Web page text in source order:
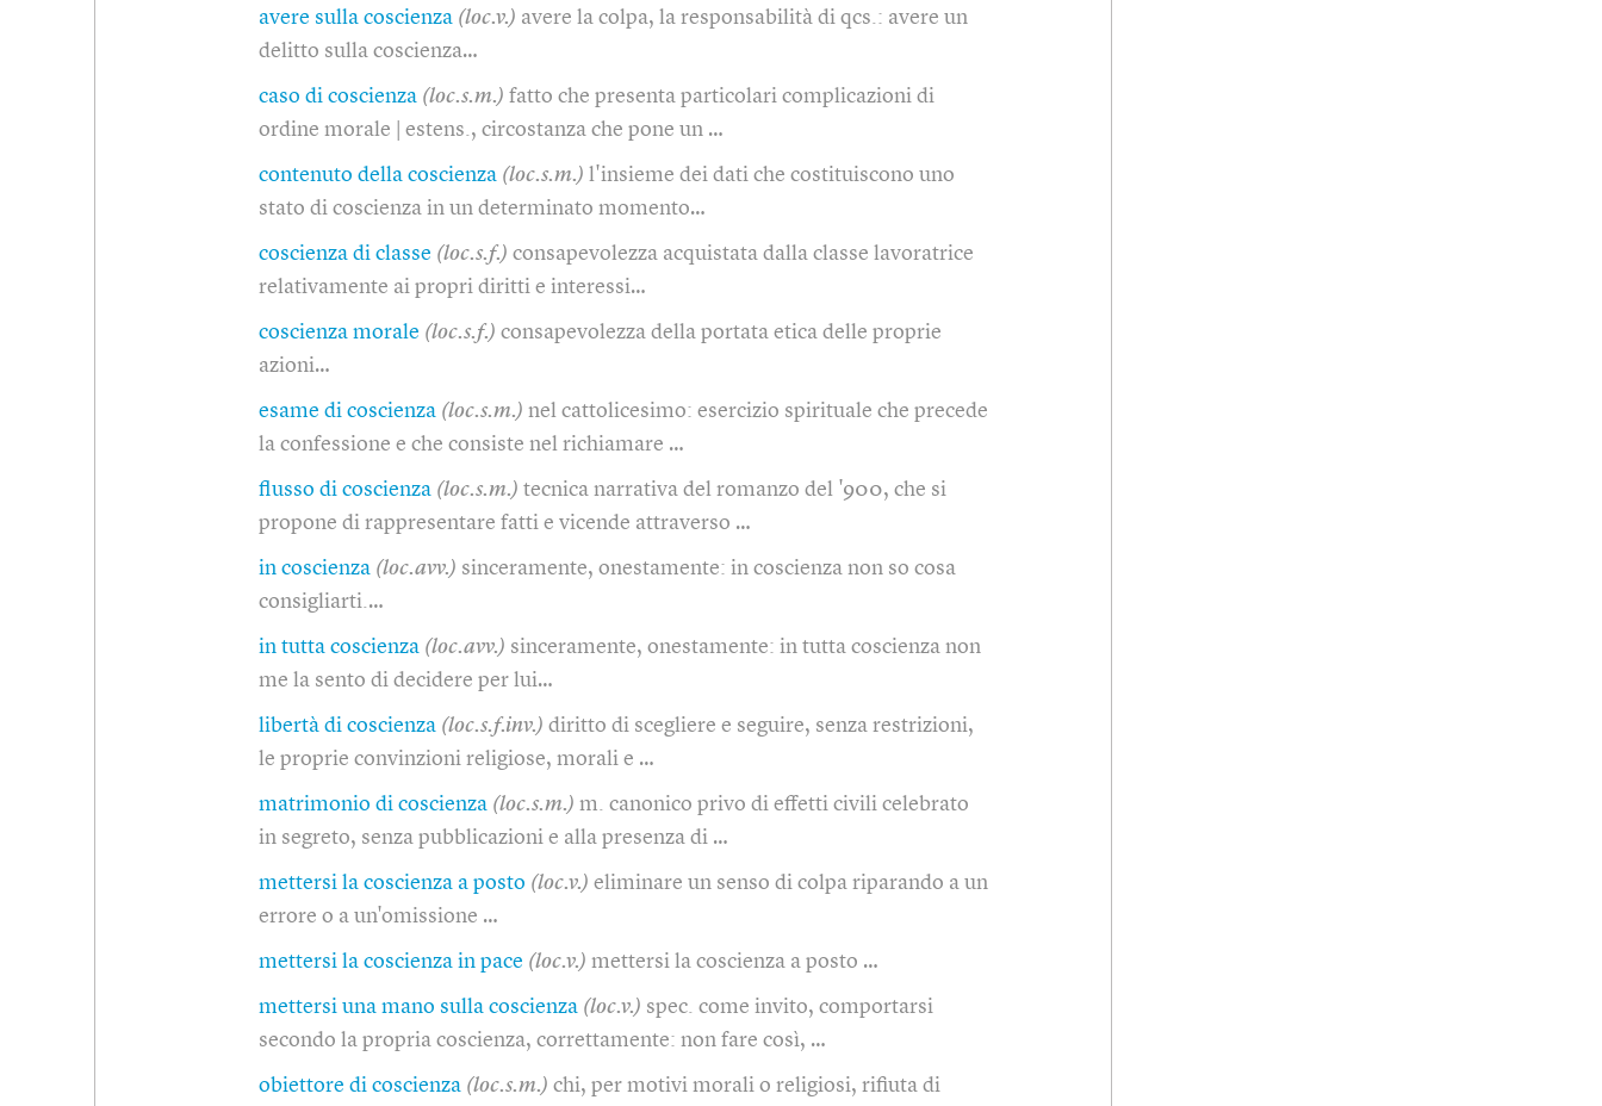
avere sulla coscienza (loc.v.) avere la colpa, la responsabilità di qcs.: avere un
delitto sulla coscienza…
caso di coscienza (loc.s.m.) fatto che presenta particolari complicazioni di
ordine morale | estens., circostanza che pone un …
contenuto della coscienza (loc.s.m.) l'insieme dei dati che costituiscono uno
stato di coscienza in un determinato momento…
coscienza di classe (loc.s.f.) consapevolezza acquistata dalla classe lavoratrice
relativamente ai propri diritti e interessi…
coscienza morale (loc.s.f.) consapevolezza della portata etica delle proprie
azioni…
esame di coscienza (loc.s.m.) nel cattolicesimo: esercizio spirituale che precede
la confessione e che consiste nel richiamare …
flusso di coscienza (loc.s.m.) tecnica narrativa del romanzo del '900, che si
propone di rappresentare fatti e vicende attraverso …
in coscienza (loc.avv.) sinceramente, onestamente: in coscienza non so cosa
consigliarti.…
in tutta coscienza (loc.avv.) sinceramente, onestamente: in tutta coscienza non
me la sento di decidere per lui…
libertà di coscienza (loc.s.f.inv.) diritto di scegliere e seguire, senza restrizioni,
le proprie convinzioni religiose, morali e …
matrimonio di coscienza (loc.s.m.) m. canonico privo di effetti civili celebrato
in segreto, senza pubblicazioni e alla presenza di …
mettersi la coscienza a posto (loc.v.) eliminare un senso di colpa riparando a un
errore o a un'omissione …
mettersi la coscienza in pace (loc.v.) mettersi la coscienza a posto …
mettersi una mano sulla coscienza (loc.v.) spec. come invito, comportarsi
secondo la propria coscienza, correttamente: non fare così, …
obiettore di coscienza (loc.s.m.) chi, per motivi morali o religiosi, rifiuta di